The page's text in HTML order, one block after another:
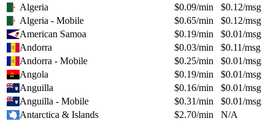
Algeria
$0.09/min $0.12/msg
Algeria - Mobile
$0.65/min $0.12/msg
American Samoa
$0.19/min $0.01/msg
Andorra
$0.03/min $0.11/msg
Andorra - Mobile
$0.25/min $0.01/msg
Angola
$0.19/min $0.01/msg
Anguilla
$0.16/min $0.01/msg
Anguilla - Mobile
$0.31/min $0.01/msg
Antarctica & Islands
$2.70/min
N/A